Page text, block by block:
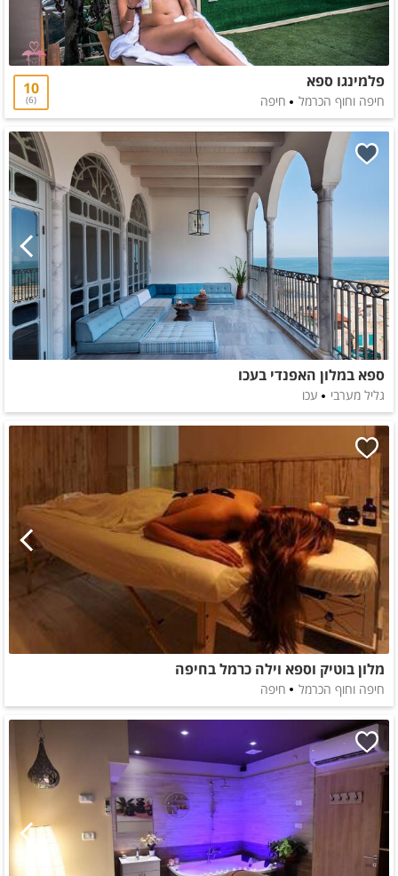
פלמינגו ספא
חיפה וחוף הכרמל חיפה
10
6
ספא במלון האפנדי בעכו
גליל מערבי עכו
מלון בוטיק וספא וילה כרמל בחיפה
חיפה וחוף הכרמל חיפה